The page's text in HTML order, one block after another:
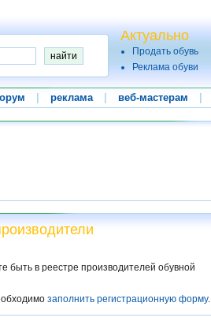
Актуально
Продать обувь
Реклама обуви
реклама веб-мастерам
быть в реестре производителей обувной
заполнить регистрационную форму.